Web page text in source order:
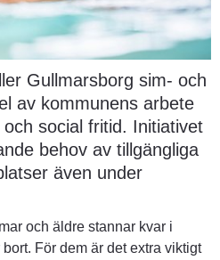
Gullmarsborg sim- och
av kommunens arbete
social fritid. Initiativet
behov av tillgängliga
även under
och äldre stannar kvar i
För dem är det extra viktigt